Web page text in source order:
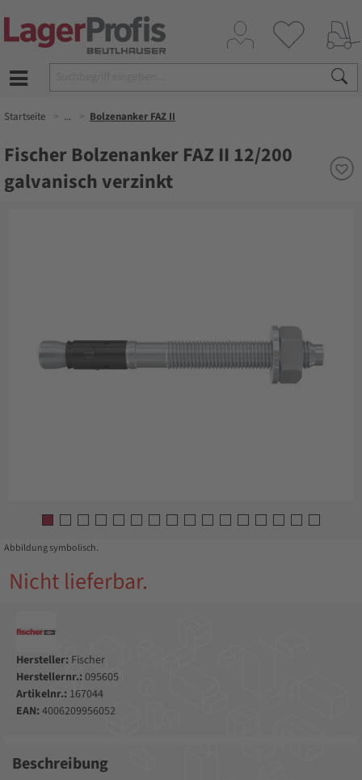
Startseite ... Bolzenanker FAZ II
Fischer Bolzenanker FAZ II 12/200
galvanisch verzinkt
Abbildung symbolisch.
Nicht lieferbar.
Hersteller: Fischer
Herstellernr.: 095605
Artikelnr.: 167044
EAN: 4006209956052
Beschreibung